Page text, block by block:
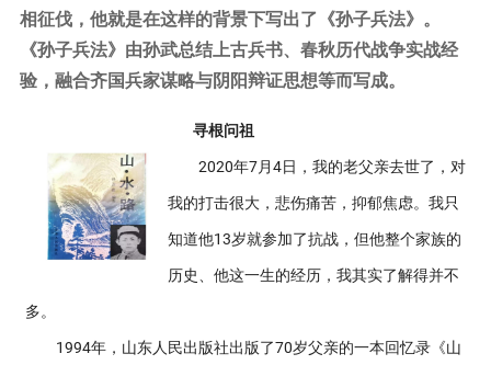
相征伐，他就是在这样的背景下写出了《孙子兵法》。
《孙子兵法》由孙武总结上古兵书、春秋历代战争实战经
验，融合齐国兵家谋略与阴阳辩证思想等而写成。
寻根问祖
2020年7月4日，我的老父亲去世了，对
我的打击很大，悲伤痛苦，抑郁焦虑。我只
知道他13岁就参加了抗战，但他整个家族的
历史、他这一生的经历，我其实了解得并不
多。
1994年，山东人民出版社出版了70岁父亲的一本回忆录《山